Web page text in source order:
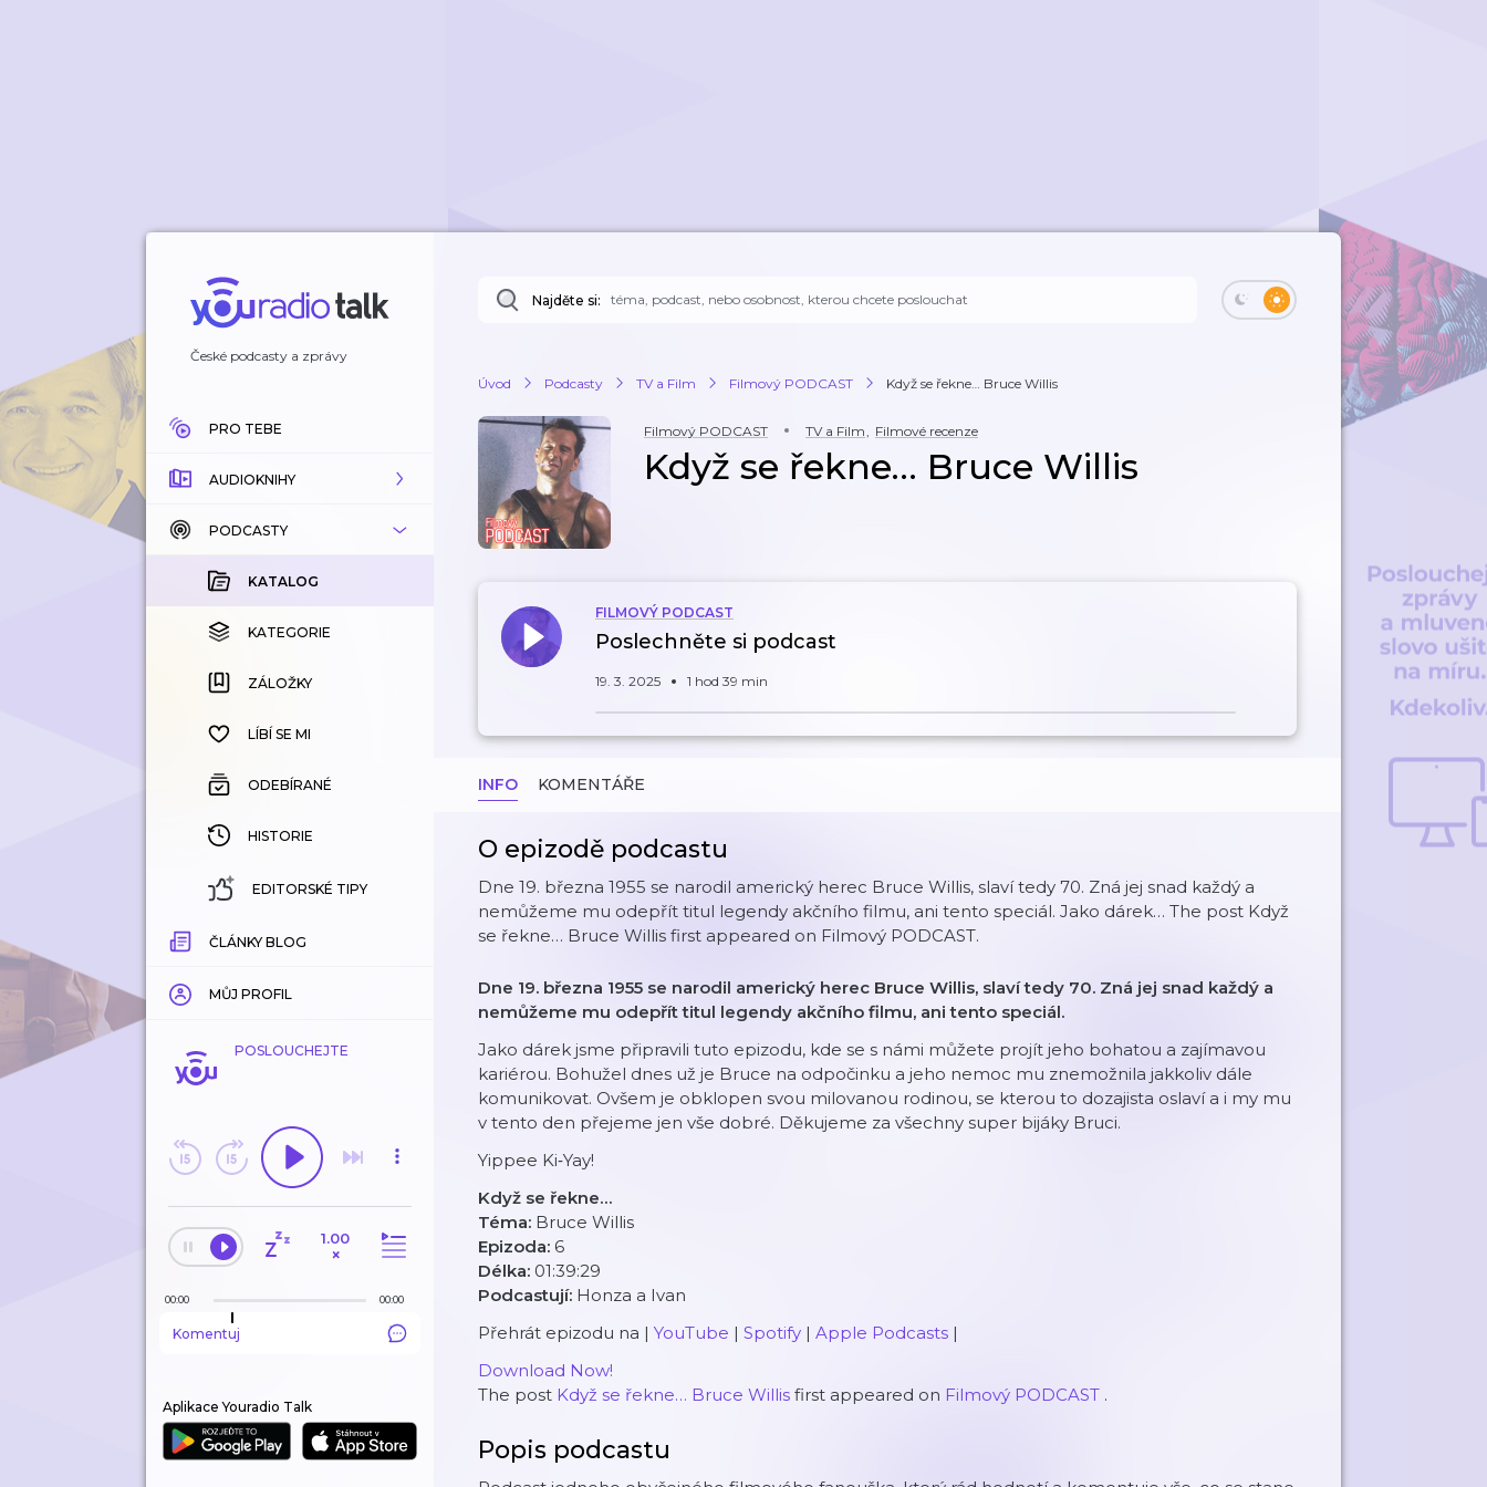
České podcasty a zprávy
PRO TEBE
AUDIOKNIHY
KATALOG
KOUPENÉ
KATEGORIE
ZÁLOŽKY
HISTORIE
PODCASTY
KATALOG
KATEGORIE
ZÁLOŽKY
LÍBÍ SE MI
ODEBÍRANÉ
HISTORIE
EDITORSKÉ TIPY
ČLÁNKY BLOG
MŮJ PROFIL
POSLOUCHEJTE
1.00
×
00:00 00:00
Komentuj
Aplikace Youradio Talk
Najděte si:
Úvod Podcasty TV a Film Filmový PODCAST Když se řekne… Bruce Willis
Filmový PODCAST TV a Film, Filmové recenze
Když se řekne… Bruce Willis
FILMOVÝ PODCAST
Poslechněte si podcast
19. 3. 2025 1 hod 39 min
INFO KOMENTÁŘE
O epizodě podcastu
Dne 19. března 1955 se narodil americký herec Bruce Willis, slaví tedy 70. Zná jej snad každý a
nemůžeme mu odepřít titul legendy akčního filmu, ani tento speciál. Jako dárek… The post Když
se řekne… Bruce Willis first appeared on Filmový PODCAST.
Dne 19. března 1955 se narodil americký herec Bruce Willis, slaví tedy 70. Zná jej snad každý a
nemůžeme mu odepřít titul legendy akčního filmu, ani tento speciál.
Jako dárek jsme připravili tuto epizodu, kde se s námi můžete projít jeho bohatou a zajímavou
kariérou. Bohužel dnes už je Bruce na odpočinku a jeho nemoc mu znemožnila jakkoliv dále
komunikovat. Ovšem je obklopen svou milovanou rodinou, se kterou to dozajista oslaví a i my mu
v tento den přejeme jen vše dobré. Děkujeme za všechny super bijáky Bruci.
Yippee Ki‐Yay!
Když se řekne…
Téma: Bruce Willis
Epizoda: 6
Délka: 01:39:29
Podcastují: Honza a Ivan
Přehrát epizodu na | YouTube | Spotify | Apple Podcasts |
Download Now!
The post Když se řekne… Bruce Willis first appeared on Filmový PODCAST .
Popis podcastu